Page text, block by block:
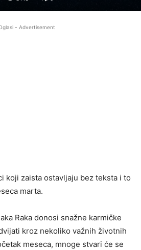
- Advertisement
koji zaista ostavljaju bez teksta i to
marta.
Raka donosi snažne karmičke
kroz nekoliko važnih životnih
meseca, mnoge stvari će se